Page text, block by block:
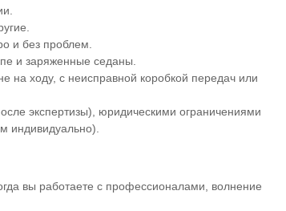
и без проблем.
и заряженные седаны.
на ходу, с неисправной коробкой передач или
экспертизы), юридическими ограничениями
индивидуально).
вы работаете с профессионалами, волнение